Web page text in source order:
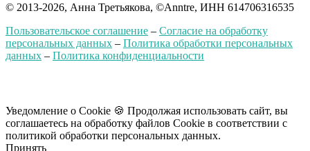
© 2013-2026, Анна Третьякова, ©Anntre, ИНН 614706316535
Пользовательское соглашение – Согласие на обработку
персональных данных – Политика обработки персональных
данных – Политика конфиденциальности
Уведомление о Cookie 🍪 Продолжая использовать сайт, вы
соглашаетесь на обработку файлов Сookie в соответствии с
политикой обработки персональных данных.
Принять